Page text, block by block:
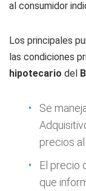
al consumidor
Los principales
las condiciones
hipotecario del
Se
precios
El precio
que